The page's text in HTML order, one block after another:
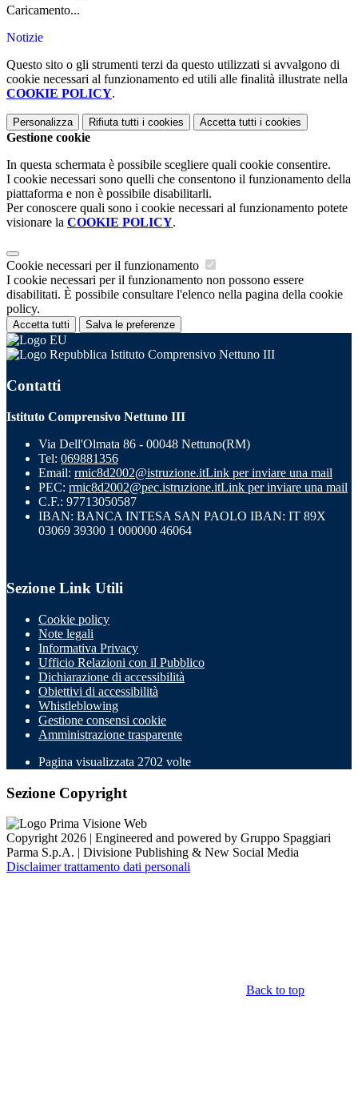
Caricamento...
Notizie
Questo sito o gli strumenti terzi da questo utilizzati si avvalgono di
cookie necessari al funzionamento ed utili alle finalità illustrate nella
COOKIE POLICY.
Personalizza Rifiuta tutti i cookies Accetta tutti i cookies
Gestione cookie
In questa schermata è possibile scegliere quali cookie consentire.
I cookie necessari sono quelli che consentono il funzionamento della
piattaforma e non è possibile disabilitarli.
Per conoscere quali sono i cookie necessari al funzionamento potete
visionare la COOKIE POLICY.
Cookie necessari per il funzionamento
I cookie necessari per il funzionamento non possono essere
disabilitati. È possibile consultare l'elenco nella pagina della cookie
policy.
Accetta tutti Salva le preferenze
Istituto Comprensivo Nettuno III
Contatti
Istituto Comprensivo Nettuno III
Via Dell'Olmata 86 - 00048 Nettuno(RM)
Tel: 069881356
Email: rmic8d2002@istruzione.itLink per inviare una mail
PEC: rmic8d2002@pec.istruzione.itLink per inviare una mail
C.F.: 97713050587
IBAN: BANCA INTESA SAN PAOLO IBAN: IT 89X
03069 39300 1 000000 46064
Sezione Link Utili
Cookie policy
Note legali
Informativa Privacy
Ufficio Relazioni con il Pubblico
Dichiarazione di accessibilità
Obiettivi di accessibilità
Whistleblowing
Gestione consensi cookie
Amministrazione trasparente
Pagina visualizzata 2702 volte
Sezione Copyright
Copyright 2026 | Engineered and powered by Gruppo Spaggiari
Parma S.p.A. | Divisione Publishing & New Social Media
Disclaimer trattamento dati personali
Back to top